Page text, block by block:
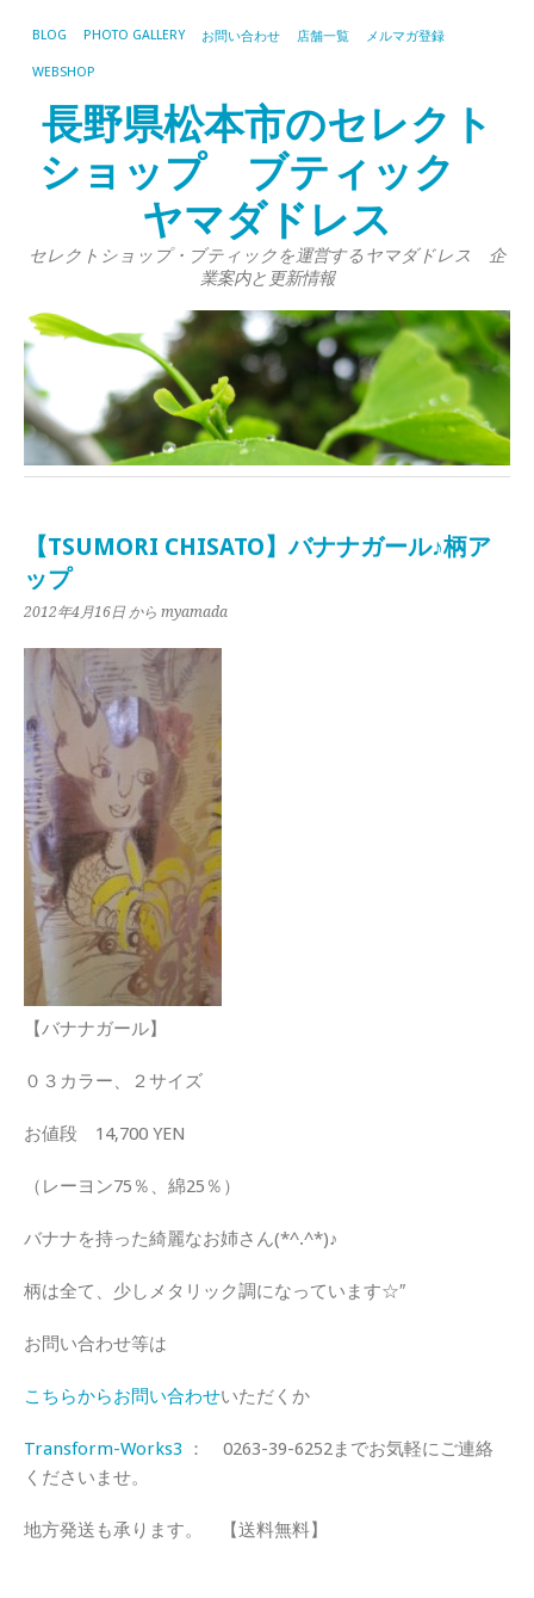
BLOG PHOTO GALLERY お問い合わせ 店舗一覧 メルマガ登録
WEBSHOP
長野県松本市のセレクト
ショップ ブティック
ヤマダドレス
セレクトショップ・ブティックを運営するヤマダドレス 企
業案内と更新情報
【TSUMORI CHISATO】バナナガール♪柄ア
ップ
2012年4月16日 から myamada
【バナナガール】
０３カラー、２サイズ
お値段 14,700 YEN
（レーヨン75％、綿25％）
バナナを持った綺麗なお姉さん(*^.^*)♪
柄は全て、少しメタリック調になっています☆″
お問い合わせ等は
こちらからお問い合わせいただくか
Transform-Works3 ： 0263-39-6252までお気軽にご連絡
くださいませ。
地方発送も承ります。 【送料無料】